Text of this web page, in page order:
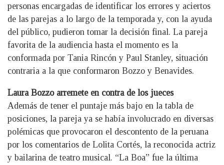
personas encargadas de identificar los errores y aciertos
de las parejas a lo largo de la temporada y, con la ayuda
del público, pudieron tomar la decisión final. La pareja
favorita de la audiencia hasta el momento es la
conformada por Tania Rincón y Paul Stanley, situación
contraria a la que conformaron Bozzo y Benavides.
Laura Bozzo arremete en contra de los jueces
Además de tener el puntaje más bajo en la tabla de
posiciones, la pareja ya se había involucrado en diversas
polémicas que provocaron el descontento de la peruana
por los comentarios de Lolita Cortés, la reconocida actriz
y bailarina de teatro musical. “La Boa” fue la última